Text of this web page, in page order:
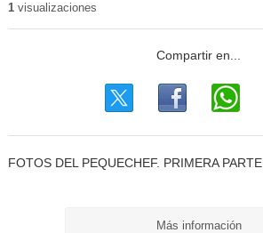
1visualizaciones
FOTOS DEL PEQUECHEF. PRIMERA PARTE.
Más información